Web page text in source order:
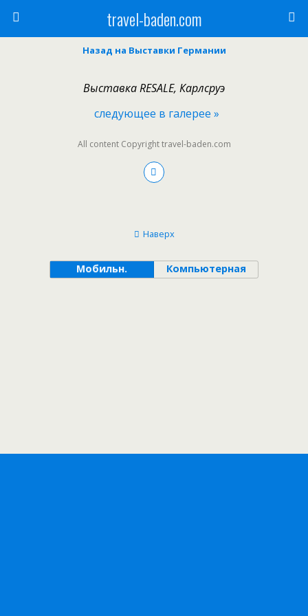
travel-baden.com
Назад на Выставки Германии
Выставка RESALE, Карлсруэ
следующее в галерее »
All content Copyright travel-baden.com
Наверх
Мобильн. Компьютерная